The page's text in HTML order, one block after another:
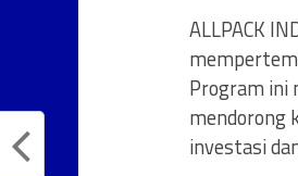
ALLPACK
Program ini
mendorong
investasi